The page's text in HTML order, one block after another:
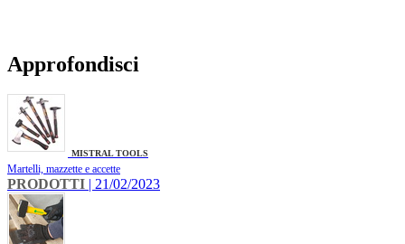
Approfondisci
MISTRAL TOOLS
Martelli, mazzette e accette
PRODOTTI | 21/02/2023